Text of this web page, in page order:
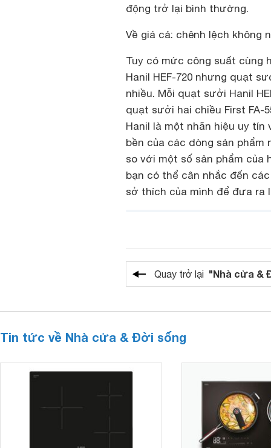
động trở lại bình thường.
Về giá cả: chênh lệch không
Tuy có mức công suất cùng
Hanil HEF-720 nhưng quạt
nhiều. Mỗi quạt sưởi Hanil
quạt sưởi hai chiều First FA-
Hanil là một nhãn hiệu uy
bền của các dòng sản phẩm
so với một số sản phẩm của
bạn có thể cân nhắc đến
sở thích của mình để đưa ra
Quay trở lại "Nhà cửa &
Tin tức về Nhà cửa & Đời sống